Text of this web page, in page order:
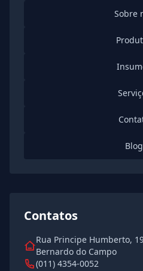
Sobre
Blog
Contatos
Rua Principe Humberto,
Bernardo do Campo
(011) 4354-0052